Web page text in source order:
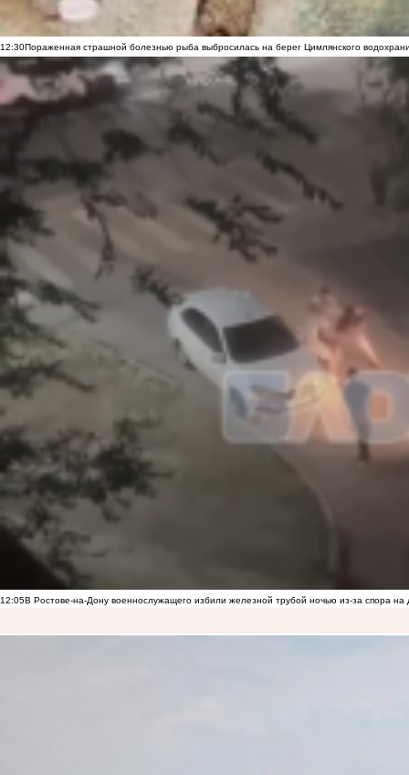
12:30Пораженная страшной болезнью рыба выбросилась на берег Цимлянского
12:05В Ростове-на-Дону военнослужащего избили железной трубой ночью из-за спора на